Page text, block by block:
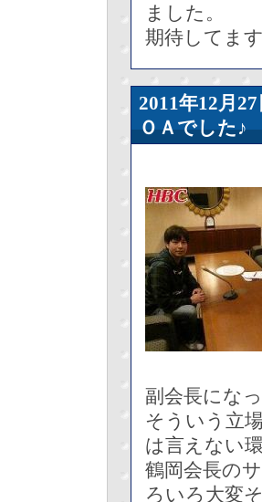
ました。
期待してま
2011年12
ＯＡでした♪
副会長にな
そういう立
は言えない
鶴岡会長の
ろいろ大変